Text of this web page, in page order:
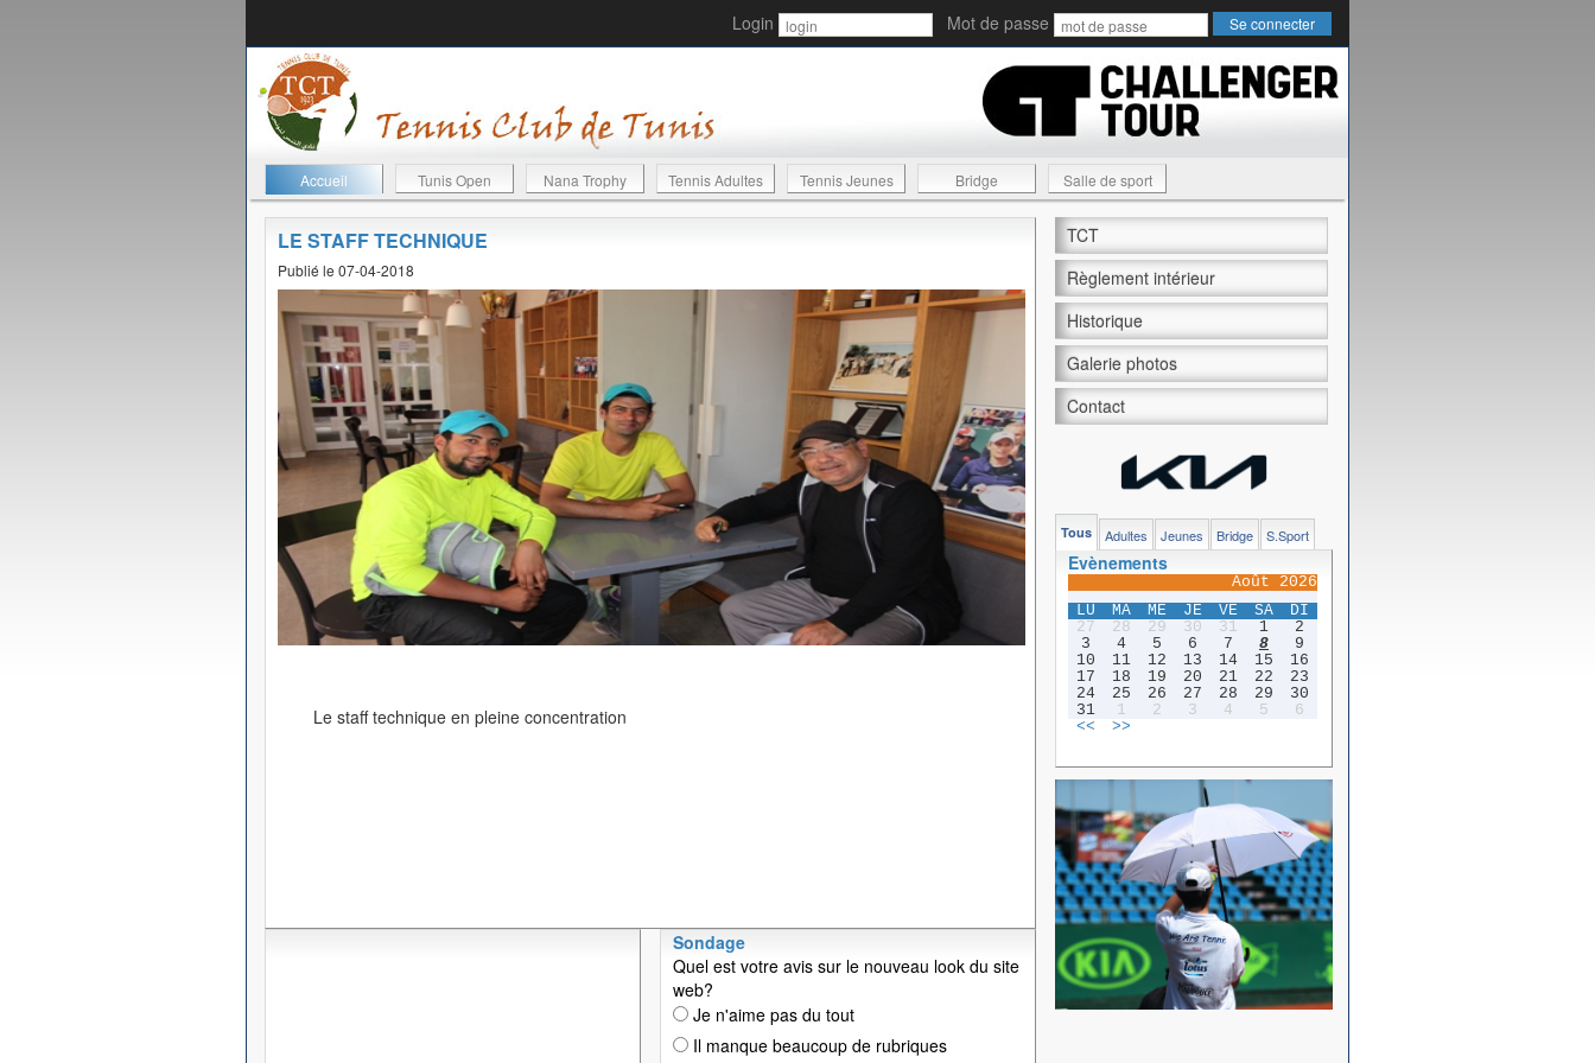
Login Mot de passe
Accueil Tunis Open Nana Trophy Tennis Adultes Tennis Jeunes Bridge Salle de sport
LE STAFF TECHNIQUE
Publié le 07-04-2018
Le staff technique en pleine concentration
Sondage
Quel est votre avis sur le nouveau look du site
web?
Je n'aime pas du tout
Il manque beaucoup de rubriques
TCT
Règlement intérieur
Historique
Galerie photos
Contact
Tous Adultes Jeunes Bridge S.Sport
Evènements
Août 2026
LU
MA ME JE VE SA
DI
27
28 29 30 31 1
2
3
4 5 6 7 8
9
10
11 12 13 14 15
16
17
18 19 20 21 22
23
24
25 26 27 28 29
30
31
1 2 3 4 5
6
<<
>>